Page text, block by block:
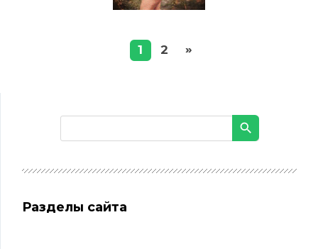
1 2 »
Разделы сайта